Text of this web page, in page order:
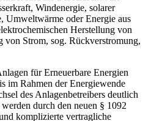
Windenergie, solarer
Umweltwärme oder Energie aus
Herstellung von
von Strom, sog. Rückverstromung,
für Erneuerbare Energien
im Rahmen der Energiewende
des Anlagenbetreibers deutlich
durch den neuen § 1092
komplizierte vertragliche